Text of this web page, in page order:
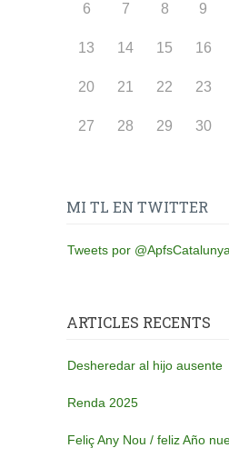
6 7 8 9
13 14 15 16
20 21 22 23
27 28 29 30
MI TL EN TWITTER
Tweets por
ARTICLES RECENTS
Desheredar al hijo ausente
Renda 2025
Feliç Any Nou / feliz Año